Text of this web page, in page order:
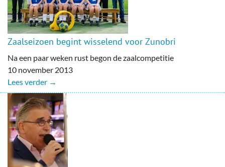
Zaalseizoen begint wisselend voor Zunobri
Na een paar weken rust begon de zaalcompetitie
10 november 2013
Lees verder →